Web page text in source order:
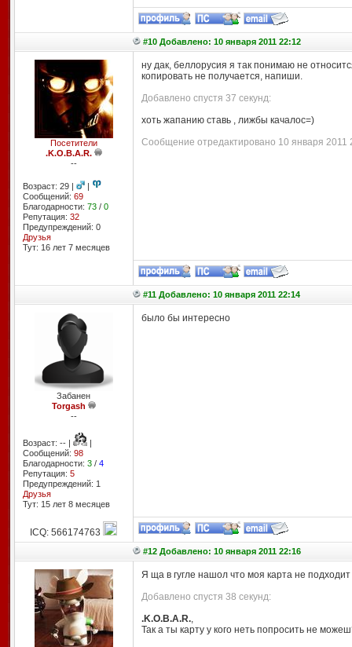
#10 Добавлено: 10 января 2011 22:12
Посетители
.K.O.B.A.R.
--
Возраст: 29 |
|
Сообщений: 69
Благодарности: 73/ 0
Репутация: 32
Предупреждений: 0
Друзья
Тут: 16 лет 7 месяцев
ну дак, беллорусия я так понимаю не
копировать не получается, напиши.
Добавлено спустя 37 секунд:
хоть жапанию ставь , лижбы качалос=)
Сообщение отредактировано 10 января 2011
#11 Добавлено: 10 января 2011 22:14
Забанен
Torgash
--
Возраст: -- |
|
Сообщений: 98
Благодарности: 3/ 4
Репутация: 5
Предупреждений: 1
Друзья
Тут: 15 лет 8 месяцев
было бы интересно
ICQ: 566174763
#12 Добавлено: 10 января 2011 22:16
Я ща в гугле нашол что моя карта не
Добавлено спустя 38 секунд:
.K.O.B.A.R.,
Так а ты карту у кого неть попросить не